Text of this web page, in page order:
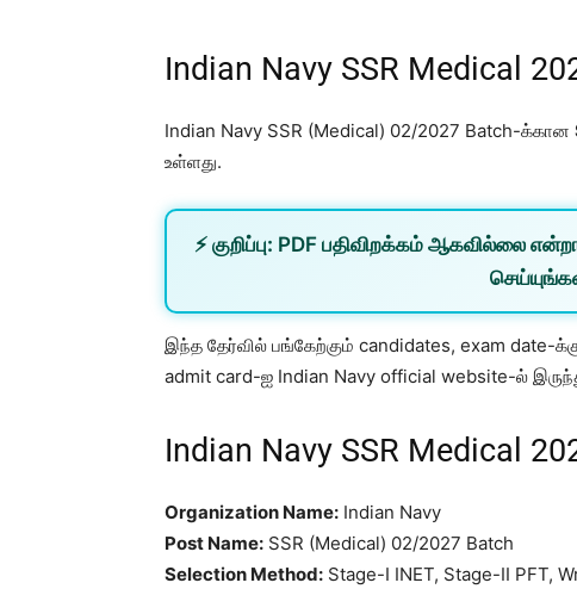
Indian Navy SSR Medical
Indian Navy SSR (Medical) 02/2027 Batch-க்கான
உள்ளது.
⚡ குறிப்பு: PDF பதிவிறக்கம் ஆகவில்லை
இந்த தேர்வில் பங்கேற்கும் candidates, exam date-
admit card-ஐ Indian Navy official website-ல்
Indian Navy SSR Medical
Organization Name: Indian Navy
Post Name: SSR (Medical) 02/2027 Batch
Selection Method: Stage-I INET, Stage-II PFT,